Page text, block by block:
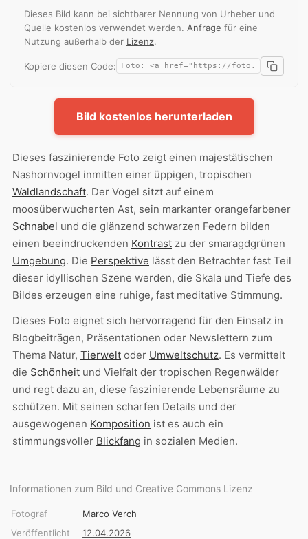
Dieses Bild kann bei sichtbarer Nennung von Urheber und
Quelle kostenlos verwendet werden. Anfrage für eine
Nutzung außerhalb der Lizenz.
Kopiere diesen Code:
Bild kostenlos herunterladen
Dieses faszinierende Foto zeigt einen majestätischen
Nashornvogel inmitten einer üppigen, tropischen
Waldlandschaft. Der Vogel sitzt auf einem
moosüberwucherten Ast, sein markanter orangefarbener
Schnabel und die glänzend schwarzen Federn bilden
einen beeindruckenden Kontrast zu der smaragdgrünen
Umgebung. Die Perspektive lässt den Betrachter fast Teil
dieser idyllischen Szene werden, die Skala und Tiefe des
Bildes erzeugen eine ruhige, fast meditative Stimmung.
Dieses Foto eignet sich hervorragend für den Einsatz in
Blogbeiträgen, Präsentationen oder Newslettern zum
Thema Natur, Tierwelt oder Umweltschutz. Es vermittelt
die Schönheit und Vielfalt der tropischen Regenwälder
und regt dazu an, diese faszinierende Lebensräume zu
schützen. Mit seinen scharfen Details und der
ausgewogenen Komposition ist es auch ein
stimmungsvoller Blickfang in sozialen Medien.
Informationen zum Bild und Creative Commons Lizenz
Fotograf
Marco Verch
Veröffentlicht
12.04.2026